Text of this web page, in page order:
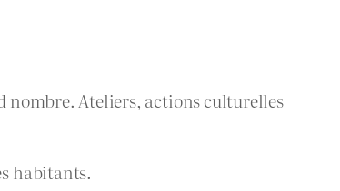
nombre. Ateliers, actions culturelles
habitants.